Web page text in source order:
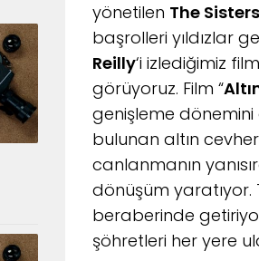
yönetilen The
başrolleri yıldızlar
Reilly‘i izlediğimiz
görüyoruz. Film “
genişleme dönemini
bulunan altın
canlanmanın
dönüşüm yaratıyor.
beraberinde
şöhretleri her yere